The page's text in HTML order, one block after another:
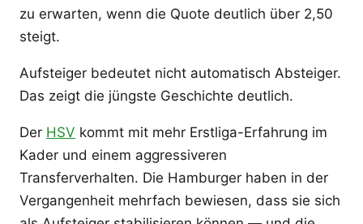
zu erwarten, wenn die Quote deutlich über 2,50
steigt.
Aufsteiger bedeutet nicht automatisch Absteiger.
Das zeigt die jüngste Geschichte deutlich.
Der HSV kommt mit mehr Erstliga-Erfahrung im
Kader und einem aggressiveren
Transferverhalten. Die Hamburger haben in der
Vergangenheit mehrfach bewiesen, dass sie sich